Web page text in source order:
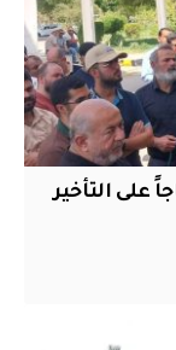
على التأخير